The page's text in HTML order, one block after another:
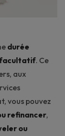
durée
. Ce
aux
vous pouvez
refinancer,
ou